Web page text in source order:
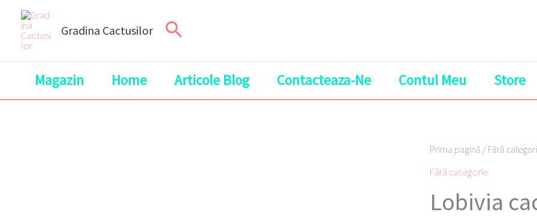
content
Gradina Cactusilor Search
Magazin Home Articole Blog Contacteaza-Ne Contul Meu Store
Prima pagină / Fără
Fără categorie
Lobivia
Cantitate
Lobivia
#22